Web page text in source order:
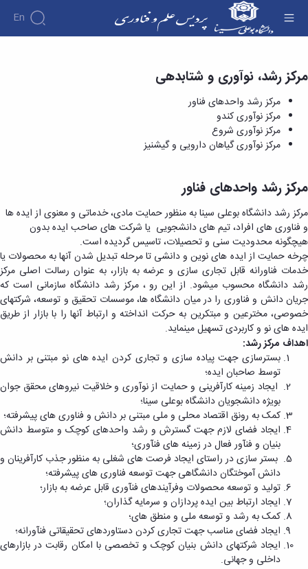
En
درباره
ما
معرفی
پردیس
مدیریت
راهبری
ارتباط
با
ما
مراکز
رشد،
شتابدهی
رشد
واحدهای
فناور
مرکز
نوآوری
کندو
مرکز
نوآوری
شروع
مرکز
نوآوری
گیاهان
دارویی
گیشنیز
واحدهای
موسسات
فناور
واحدهای
در
مرحله
واحدهای
مرحله
پیش
رشد
پذیرش
پذیرش
در
پردیس
علم
و
فناوری
پذیرش
در
مرکز
نوآوری
کندو
پذیرش
در
مرکز
نوآوری
شروع
پذیرش
در
مرکز
نوآوری
گیاهان
دارویی
و
گیشنیز
خدمات
مشاوره
خدمات
بازاریابی
خدمات
رسانه
و
تولید
محتوا
خدمات
مالکیت
فکری
همایش
ها و
رویدادها
فرم
ثبت
نام
رویداد‌ها
رویداد‌های
پیش
رو
آرشیو
رویداد‌‌ها
مرکز رشد واحدهای فناور - پردیس علم و فناوری
مرکز رشد، نوآوری و شتابدهی
مرکز رشد واحدهای فناور
مرکز نوآوری کندو
مرکز نوآوری شروع
مرکز نوآوری گیاهان دارویی و گیشنیز
مرکز رشد واحدهای فناور
مرکز رشد دانشگاه بوعلی سینا به منظور حمایت مادی، خدماتی و معنوی از ایده ­ها
و فناوری­ های افراد، تیم­ های­ دانشجویی یا شرکت­ های صاحب ایده بدون
هیچگونه محدودیت سنی و تحصیلات، تاسیس گردیده است.
چرخه حمایت از ایده های نوین و دانشی تا مرحله تبدیل شدن آنها به محصولات یا
خدمات فناورانه قابل تجاری سازی و عرضه به بازار، به عنوان رسالت اصلی مرکز
رشد دانشگاه محسوب می­شود. از این رو ، مرکز رشد دانشگاه سازمانی است که
جریان دانش و فناوری را در میان دانشگاه ها، موسسات تحقیق و توسعه، شرکتهای
خصوصی، مخترعین و مبتکرین به حرکت انداخته و ارتباط آنها را با بازار از طریق
ایده ­های نو و کاربردی تسهیل می­نماید.
اهداف مرکز رشد:
بسترسازی جهت پیاده سازی و تجاری کردن ایده­ های نو مبتنی بر دانش
توسط صاحبان ایده؛
ایجاد زمینه کارآفرینی و حمایت از نوآوری و خلاقیت نیروهای محقق جوان
بویژه دانشجویان دانشگاه بوعلی سینا؛
کمک به رونق اقتصاد محلی و ملی مبتنی بر دانش و فناوری های پیشرفته؛
ایجاد فضای لازم جهت گسترش و رشد واحدهای کوچک و متوسط دانش
بنیان و فنآور فعال در زمینه های فنآوری؛
بستر سازی در راستای ایجاد فرصت های شغلی به­ منظور جذب کارآفرینان و
دانش آموختگان دانشگاهی جهت توسعه فناوری های پیشرفته؛
تولید و توسعه­ محصولات­ وفرآیندهای­ فنآوری قابل عرضه به بازار؛
ایجاد ارتباط بین ایده پردازان و سرمایه گذاران؛
کمک به رشد و توسعه ملی و منطق ه­ای؛
ایجاد فضای مناسب جهت تجاری کردن دستاوردهای تحقیقاتی فن­آورانه؛
ایجاد شرکتهای دانش بنیان کوچک و تخصصی با امکان رقابت در بازارهای
داخلی و جهانی.